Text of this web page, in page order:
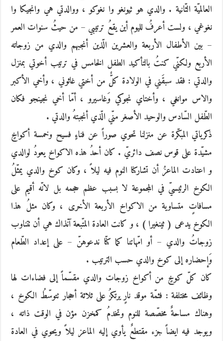
العالميّة الثّانية . والدي هو ثيونغو وا نغوكو ، ووالدتي هي وانجيكا وا
نغوغي ، ولست أعرفُ لليوم أين يقعُ ترتيبي – من حيثُ سنوات العمر
– بين الأطفال الأربعة والعشرين الّذين أنجبهم والدي من زوجاته
الأربع ولكنّي كنتُ بالتأكيد الطفل الخامس في ترتيب أخوتي بمنزل
والدتي : فقد سبقَني في الولادة كلٌّ من أختي غاثوني ، وأخي الأكبر
والاس موانغي ، وأختاي نجوكي وَغاسيرو ، أمّا أخي نجينجو فكان
الطّفل السّادس والوحيد الأصغر منّي الّذي أنجبتهُ والدتي .
ذكرياتي المبكّرة عن منزلنا تحوي صوراً عن فناءٍ فسيح وخمسة أكواخٍ
مشيّدة على قوس نصف دائريّ . كان أحدُ هذه الاكواخ يعودُ لوالدي
و اعتادت الماعزُ أن تشاركنا النوم فيه ليلاً ، وكان كوخ والدي يمثّلُ
الكوخ الرئيسيّ في المجموعة لا بسبب عظم حجمه بل لانّه أقيم على
مسافاتٍ متساوية من الاكواخ الأربعة الأخرى ، وكان مثلُ هذا
الكوخ يدعى ( ثينغيرا ) ، و كانت العادة المتّبعة آنذاك هي أن تتناوب
زوجاتُ والدي – أو امّهاتنا كما كنّا ندعوهنّ – على إعداد الطّعام
وَإحضاره إلى كوخ والدي حسب الترتيب .
كان كلّ كوخٍ من أكواخ زوجات والدي مقسّماً إلى فضاءات لها
وظائف مختلفة : فثمّة موقد نارٍ يرتكزُ على ثلاثة أحجار تتوسّطُ الكوخ ،
وهناك مساحةٌ مخصّصة للنوم وتخدمُ كمخزن مؤن في الوقت ذاته ،
ويوجد فيه ايضاً جزء مقتطعٌ يأوي إليه الماعز ليلاً ويحوي في العادة